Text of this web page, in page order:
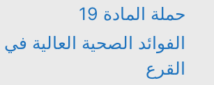
حملة المادة 19
الفوائد الصحية العالية في
القرع